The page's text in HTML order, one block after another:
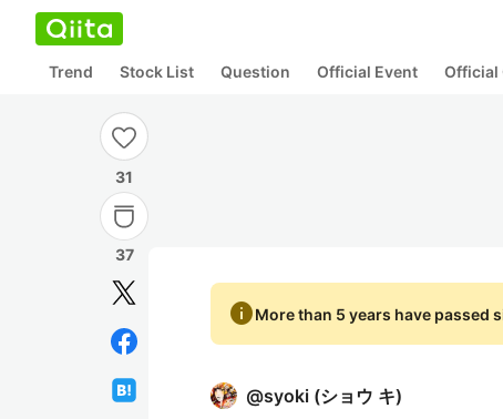
Trend Stock List Question Official Event Official
31
37
infoMore than 5 years have passed
@syoki (ショウ キ)